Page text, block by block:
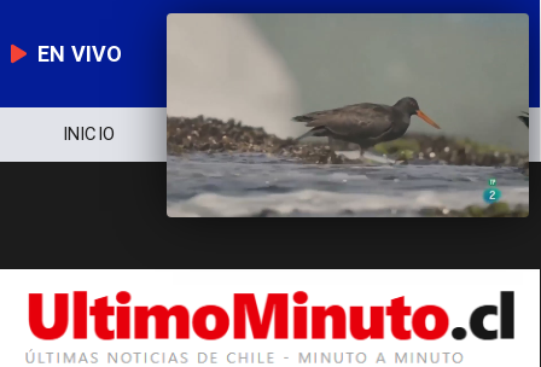
EN VIVO
INICIO NOTICIERO POLÍTICA